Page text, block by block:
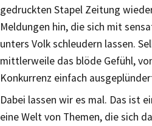
gedruckten Stapel Zeitung
Meldungen hin, die sich mit
unters Volk schleudern lassen.
mittlerweile das blöde Gefühl,
Konkurrenz einfach
Dabei lassen wir es mal. Das ist
eine Welt von Themen, die sich